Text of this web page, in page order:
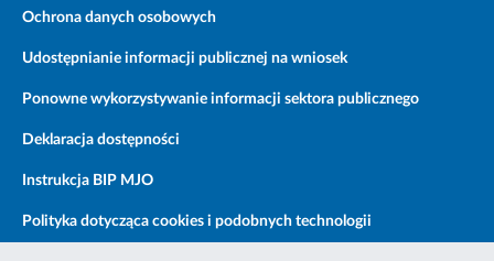
Ochrona danych osobowych
Udostępnianie informacji publicznej na wniosek
Ponowne wykorzystywanie informacji sektora publicznego
Deklaracja dostępności
Instrukcja BIP MJO
Polityka dotycząca cookies i podobnych technologii